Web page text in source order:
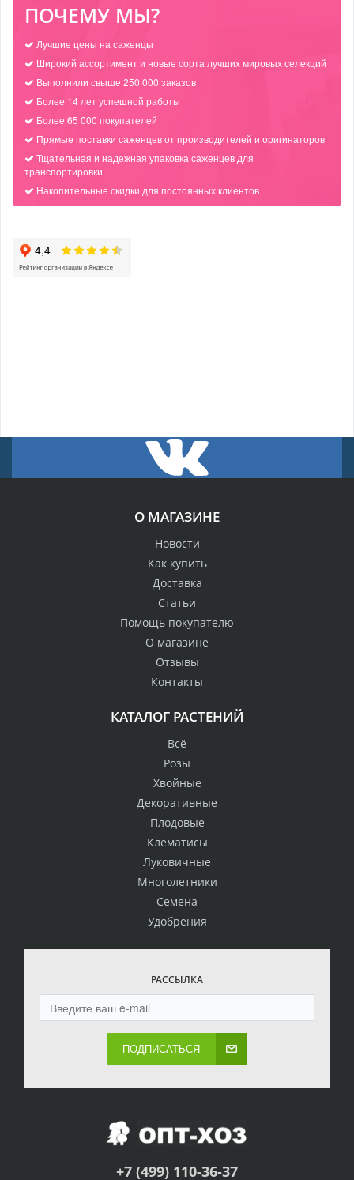
ПОЧЕМУ МЫ?
Лучшие цены на саженцы
Широкий ассортимент и новые сорта лучших мировых селекций
Выполнили свыше 250 000 заказов
Более 14 лет успешной работы
Более 65 000 покупателей
Прямые поставки саженцев от производителей и оригинаторов
Тщательная и надежная упаковка саженцев для
транспортировки
Накопительные скидки для постоянных клиентов
О МАГАЗИНЕ
Новости
Как купить
Доставка
Статьи
Помощь покупателю
О магазине
Отзывы
Контакты
КАТАЛОГ РАСТЕНИЙ
Всё
Розы
Хвойные
Декоративные
Плодовые
Клематисы
Луковичные
Многолетники
Семена
Удобрения
РАССЫЛКА
ПОДПИСАТЬСЯ
+7 (499) 110-36-37